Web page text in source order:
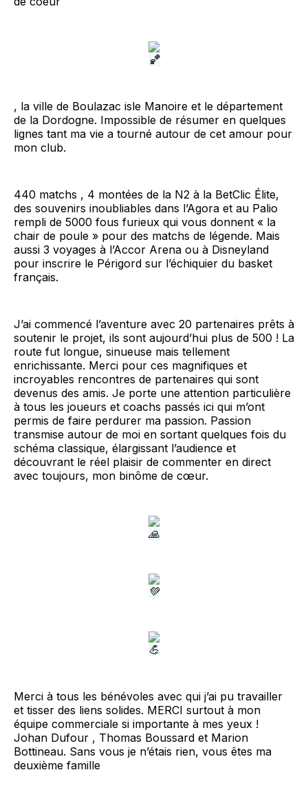
, la ville de Boulazac isle Manoire et le département
de la Dordogne. Impossible de résumer en quelques
lignes tant ma vie a tourné autour de cet amour pour
mon club.
440 matchs , 4 montées de la N2 à la BetClic Élite,
des souvenirs inoubliables dans l’Agora et au Palio
rempli de 5000 fous furieux qui vous donnent « la
chair de poule » pour des matchs de légende. Mais
aussi 3 voyages à l’Accor Arena ou à Disneyland
pour inscrire le Périgord sur l’échiquier du basket
français.
J’ai commencé l’aventure avec 20 partenaires prêts à
soutenir le projet, ils sont aujourd’hui plus de 500 ! La
route fut longue, sinueuse mais tellement
enrichissante. Merci pour ces magnifiques et
incroyables rencontres de partenaires qui sont
devenus des amis. Je porte une attention particulière
à tous les joueurs et coachs passés ici qui m’ont
permis de faire perdurer ma passion. Passion
transmise autour de moi en sortant quelques fois du
schéma classique, élargissant l’audience et
découvrant le réel plaisir de commenter en direct
avec toujours, mon binôme de cœur.
Merci à tous les bénévoles avec qui j’ai pu travailler
et tisser des liens solides. MERCI surtout à mon
équipe commerciale si importante à mes yeux !
Johan Dufour , Thomas Boussard et Marion
Bottineau. Sans vous je n’étais rien, vous êtes ma
deuxième famille